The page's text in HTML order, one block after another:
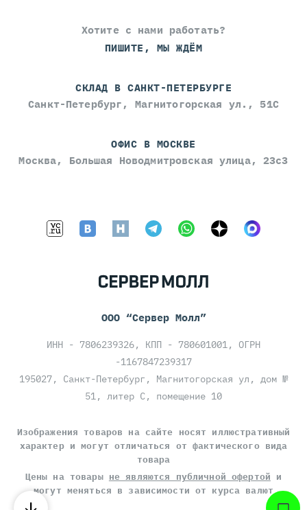
Хотите с нами работать?
ПИШИТЕ, МЫ ЖДЁМ
СКЛАД В САНКТ-ПЕТЕРБУРГЕ
Санкт-Петербург, Магнитогорская ул., 51С
ОФИС В МОСКВЕ
Москва, Большая Новодмитровская улица, 23с3
ООО “Сервер Молл”
ИНН - 7806239326, КПП - 780601001, ОГРН
-1167847239317
195027, Санкт-Петербург, Магнитогорская ул, дом №
51, литер С, помещение 10
Изображения товаров на сайте носят иллюстративный
характер и могут отличаться от фактического вида
товара
Цены на товары не являются публичной офертой и
могут меняться в зависимости от курса валют